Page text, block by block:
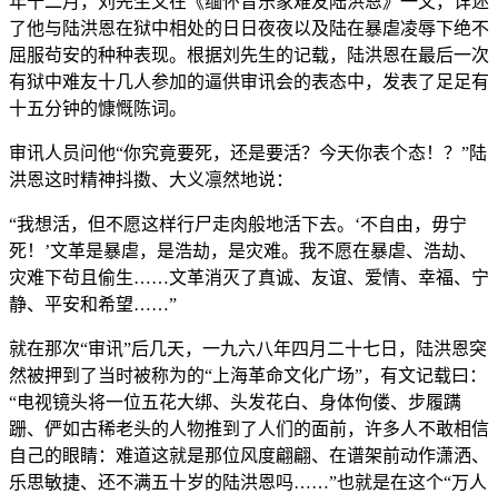
了他与陆洪恩在狱中相处的日日夜夜以及陆在暴虐凌辱下绝不
屈服茍安的种种表现。根据刘先生的记载，陆洪恩在最后一次
有狱中难友十几人参加的逼供审讯会的表态中，发表了足足有
十五分钟的慷慨陈词。
审讯人员问他“你究竟要死，还是要活？今天你表个态！？”陆
洪恩这时精神抖擞、大义凛然地说：
“我想活，但不愿这样行尸走肉般地活下去。‘不自由，毋宁
死！’文革是暴虐，是浩劫，是灾难。我不愿在暴虐、浩劫、
灾难下茍且偷生……文革消灭了真诚、友谊、爱情、幸福、宁
静、平安和希望……”
就在那次“审讯”后几天，一九六八年四月二十七日，陆洪恩突
然被押到了当时被称为的“上海革命文化广场”，有文记载曰：
“电视镜头将一位五花大绑、头发花白、身体佝偻、步履蹒
跚、俨如古稀老头的人物推到了人们的面前，许多人不敢相信
自己的眼睛：难道这就是那位风度翩翩、在谱架前动作潇洒、
乐思敏捷、还不满五十岁的陆洪恩吗……”也就是在这个“万人